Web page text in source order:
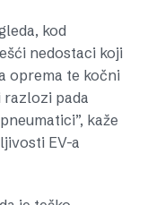
kod
nedostaci koji
oprema te kočni
razlozi pada
kaže
EV-a